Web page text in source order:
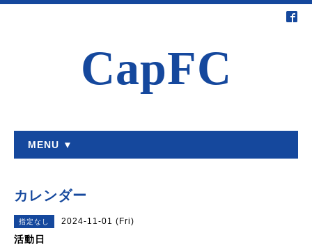
CapFC
MENU ▼
カレンダー
指定なし 2024-11-01 (Fri)
活動日